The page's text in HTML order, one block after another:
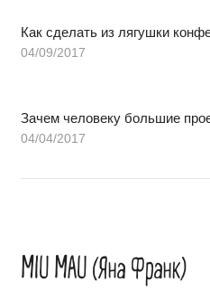
Как сделать из лягушки
04/09/2017
Зачем человеку большие
04/04/2017
MIU MAU (Яна Франк)